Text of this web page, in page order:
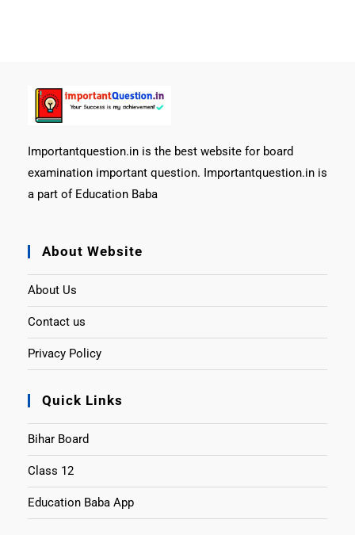
Importantquestion.in is the best website for board
examination important question. Importantquestion.in is
a part of Education Baba
About Website
About Us
Contact us
Privacy Policy
Quick Links
Bihar Board
Class 12
Education Baba App